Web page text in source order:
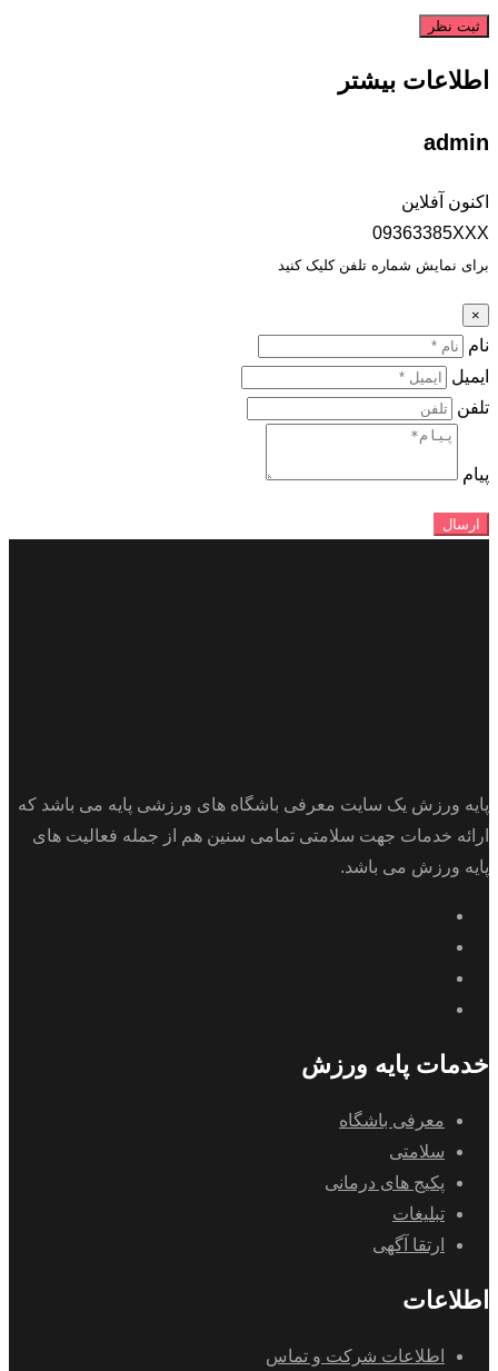
اطلاعات بیشتر
admin
اکنون آفلاین
09363385XXX
برای نمایش شماره تلفن کلیک کنید
×
نام
ایمیل
تلفن
پیام
ارسال
پایه ورزش یک سایت معرفی باشگاه های ورزشی پایه می باشد که
ارائه خدمات جهت سلامتی تمامی سنین هم از جمله فعالیت های
پایه ورزش می باشد.
خدمات پایه ورزش
معرفی باشگاه
سلامتی
پکیج های درمانی
تبلیغات
ارتقا آگهی
اطلاعات
اطلاعات شرکت و تماس